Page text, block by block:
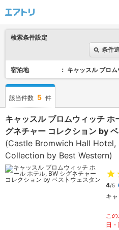
検索条件設定
条件
宿泊地 キャッスル ブロ
該当件数 5 件
キャッスル ブロムウィッチ ホ
グネチャー コレクション by
(Castle Bromwich Hall Hotel,
Collection by Best Western)
4/5
キ
こ
日